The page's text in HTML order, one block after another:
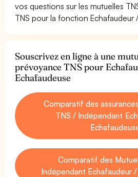
vos questions sur les mutuelles
TNS pour la fonction Echafaudeur
Souscrivez en ligne à une
prévoyance TNS pour
Echafaudeuse
Comparatif des
TNS / Indépendant
Comparatif des
Indépendant Echafaudeur